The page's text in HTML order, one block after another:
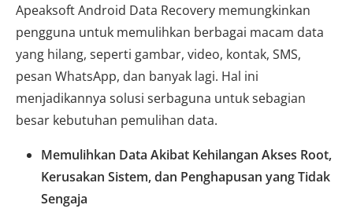
Apeaksoft Android Data Recovery memungkinkan
pengguna untuk memulihkan berbagai macam data
yang hilang, seperti gambar, video, kontak, SMS,
pesan WhatsApp, dan banyak lagi. Hal ini
menjadikannya solusi serbaguna untuk sebagian
besar kebutuhan pemulihan data.
Memulihkan Data Akibat Kehilangan Akses Root,
Kerusakan Sistem, dan Penghapusan yang Tidak
Sengaja